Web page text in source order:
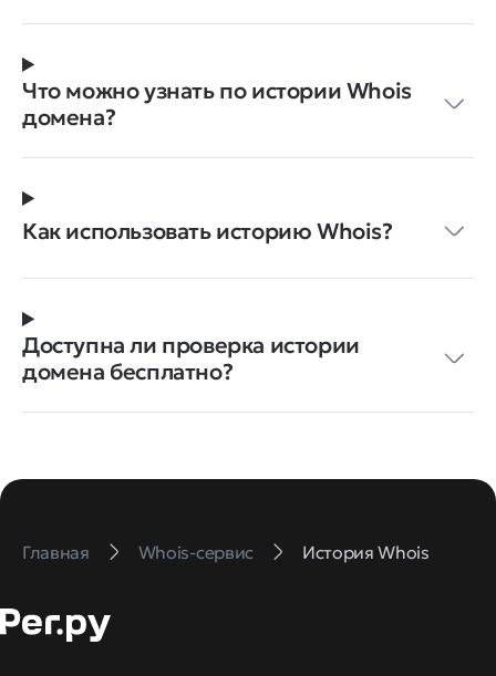
Что можно узнать по истории Whois
домена?
Как использовать историю Whois?
Доступна ли проверка истории
домена бесплатно?
Главная Whois-сервис История Whois